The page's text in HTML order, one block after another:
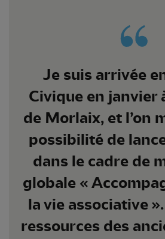
Je suis arrivée
Civique en janvier
de Morlaix, et l’on
possibilité de
dans le cadre de
globale «
la vie associative
ressources des